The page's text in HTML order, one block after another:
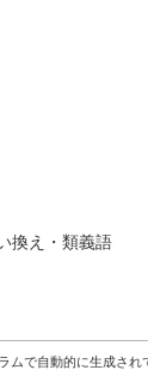
換え・類義語
ムで自動的に生成さ